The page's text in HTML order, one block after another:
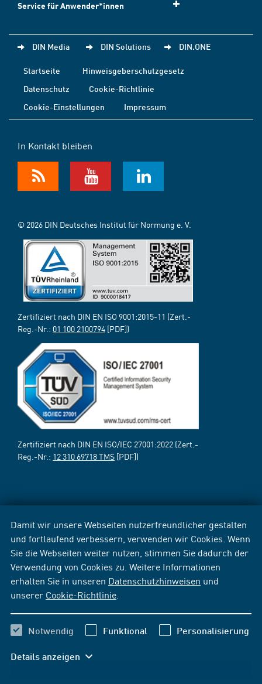
Damit wir unsere Webseiten nutzerfreundlicher gestalten
und fortlaufend verbessern, verwenden wir Cookies. Wenn
Sie die Webseiten weiter nutzen, stimmen Sie dadurch der
Verwendung von Cookies zu. Weitere Informationen
erhalten Sie in unseren Datenschutzhinweisen und
unserer Cookie-Richtlinie
Notwendig Funktional Personalisierung
Details anzeigen
Service für Anwender*innen
DIN Media DIN Solutions DIN.ONE
Startseite
Hinweisgeberschutzgesetz
Datenschutz
Cookie-Richtlinie
Cookie-Einstellungen
Impressum
In Kontakt bleiben
© 2026 DIN Deutsches Institut für Normung e. V.
Zertifiziert nach DIN EN ISO 9001:2015-11 (Zert.-
Reg.-Nr.: 01 100 2100794 [PDF])
Zertifiziert nach DIN EN ISO/IEC 27001:2022 (Zert.-
Reg.-Nr.: 12 310 69718 TMS [PDF])